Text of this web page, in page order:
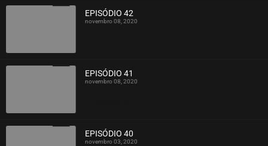
EPISÓDIO 42
novembro 08, 2020
EPISÓDIO 41
novembro 08, 2020
EPISÓDIO 40
novembro 03, 2020